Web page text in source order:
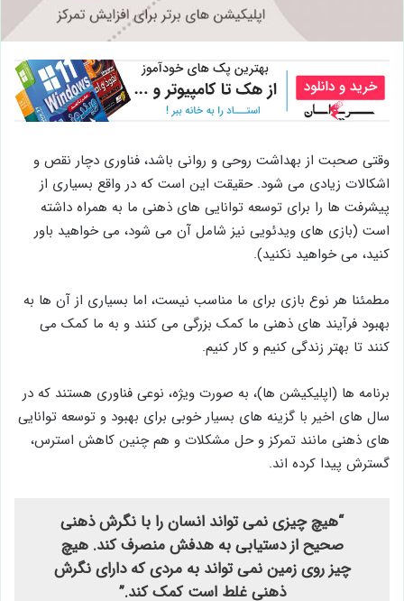
وقتی صحبت از بهداشت روحی و روانی باشد، فناوری دچار نقص و
اشکالات زیادی می شود. حقیقت این است که در واقع بسیاری از
پیشرفت ها را برای توسعه توانایی های ذهنی ما به همراه داشته
است (بازی های ویدئویی نیز شامل آن می شود، می خواهید باور
کنید، می خواهید نکنید).
مطمئنا هر نوع بازی برای ما مناسب نیست، اما بسیاری از آن ها به
بهبود فرآیند های ذهنی ما کمک بزرگی می کنند و به ما کمک می
کنند تا بهتر زندگی کنیم و کار کنیم.
برنامه ها (اپلیکیشن ها)، به صورت ویژه، نوعی فناوری هستند که در
سال های اخیر با گزینه های بسیار خوبی برای بهبود و توسعه توانایی
های ذهنی مانند تمرکز و حل مشکلات و هم چنین کاهش استرس،
گسترش پیدا کرده اند.
“هیچ چیزی نمی تواند انسان را با نگرش ذهنی
صحیح از دستیابی به هدفش منصرف کند. هیچ
چیز روی زمین نمی تواند به مردی که دارای نگرش
ذهنی غلط است کمک کند.”